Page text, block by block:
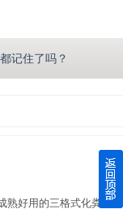
记住了吗？
化粪池的这几点原因
好用的三格式化粪池